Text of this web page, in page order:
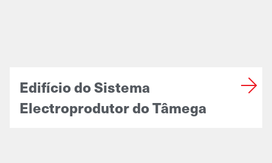
Edifício do Sistema
Electroprodutor do Tâmega